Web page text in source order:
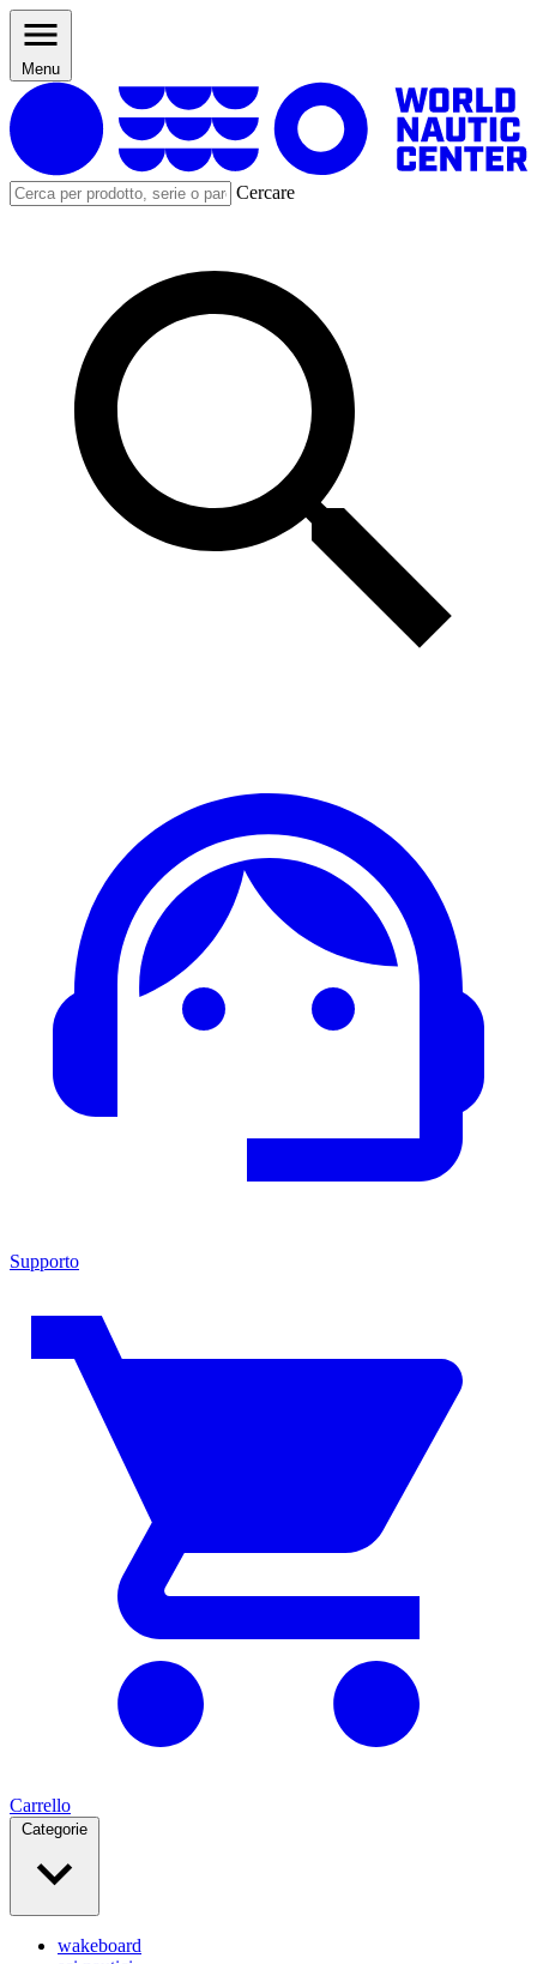
Menu
Cercare
Supporto
Carrello
Categorie
wakeboard